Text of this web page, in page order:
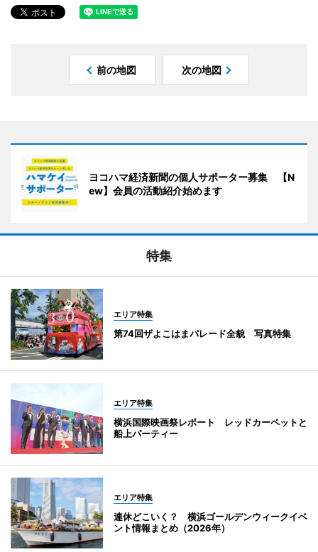
前の地図 次の地図
ヨコハマ経済新聞の個人サポーター募集 【N
ew】会員の活動紹介始めます
特集
エリア特集
第74回ザよこはまパレード全貌 写真特集
エリア特集
横浜国際映画祭レポート レッドカーペットと
船上パーティー
エリア特集
連休どこいく？ 横浜ゴールデンウィークイベ
ント情報まとめ（2026年）